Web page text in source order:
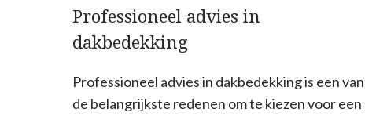
Professioneel advies in
dakbedekking
Professioneel advies in dakbedekking is een van
de belangrijkste redenen om te kiezen voor een